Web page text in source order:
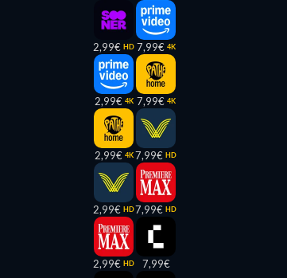
2,99€ HD
2,99€ 4K
2,99€ 4K
2,99€ HD
2,99€ HD
7,99€ 4K
7,99€ 4K
7,99€ HD
7,99€ HD
7,99€